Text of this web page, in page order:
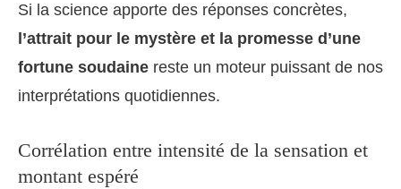
Si la science apporte des réponses concrètes,
l’attrait pour le mystère et la promesse d’une
fortune soudaine reste un moteur puissant de nos
interprétations quotidiennes.
Corrélation entre intensité de la sensation et
montant espéré